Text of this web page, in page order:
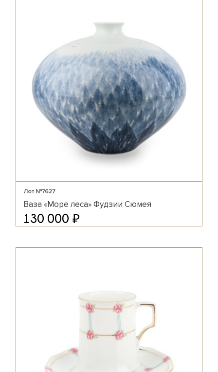
Лот №7627
Ваза «Море леса» Фудзии Сюмея
130 000 ₽